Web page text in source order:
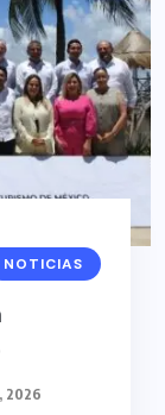
NOTICIAS
2026